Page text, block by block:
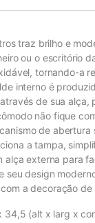
traz brilho e
ou o escritório
tornando-a
interno é
de sua alça,
não fique
de
a tampa,
alça externa para
seu design
a decoração
34,5 (alt x larg x